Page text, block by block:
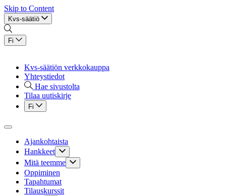
Skip to Content
Kvs-säätiö
Fi
Kvs-säätiön verkkokauppa
Yhteystiedot
Hae sivustolta
Tilaa uutiskirje
Fi
Ajankohtaista
Hankkeet
Mitä teemme
Oppiminen
Tapahtumat
Tilauskurssit